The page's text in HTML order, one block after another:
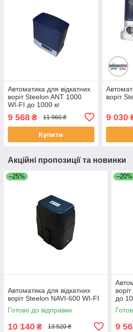
Автоматика для відкатних
воріт Steelon ANT 1000
WI-FI до 1000 кг
9 568 ₴ 11 960 ₴
Купити
воріт
9 030
Акційні пропозиції та новинки
–25%
Автоматика для відкатних
воріт Steelon NAVI-600 WI-FI
Готово до відправки
10 140 ₴ 13 520 ₴
–20%
до
9